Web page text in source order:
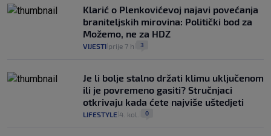
Klarić o Plenkovićevoj najavi povećanja
braniteljskih mirovina: Politički bod za
Možemo, ne za HDZ
VIJESTI prije 7 h 3
Je li bolje stalno držati klimu uključenom
ili je povremeno gasiti? Stručnjaci
otkrivaju kada ćete najviše uštedjeti
LIFESTYLE 4. kol. 0